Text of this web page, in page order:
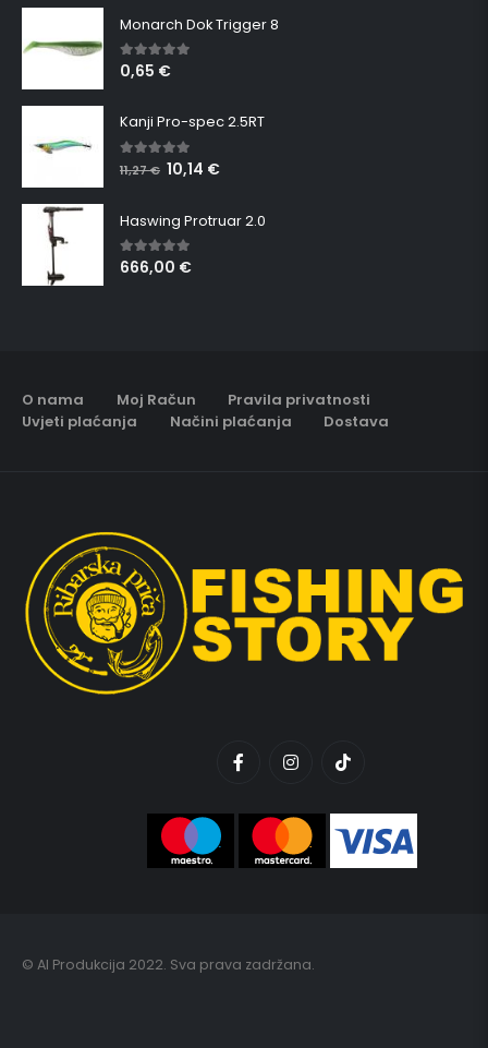
Monarch Dok Trigger 8
5.00 out of 5
0,65 €
Kanji Pro-spec 2.5RT
5.00out of 5
11,27€ 10,14 €
Haswing Protruar 2.0
5.00out of 5
666,00 €
O nama Moj Račun
Pravila privatnosti
Uvjeti plaćanja
Načini plaćanja Dostava
© AI Produkcija 2022. Sva prava zadržana.